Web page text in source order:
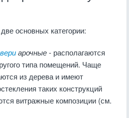
основных категории:
арочные- располагаются
типа помещений. Чаще
из дерева и имеют
таких конструкций
витражные композиции (см.